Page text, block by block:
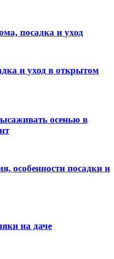
посадка и уход
и уход в открытом
осенью в
особенности посадки и
на даче